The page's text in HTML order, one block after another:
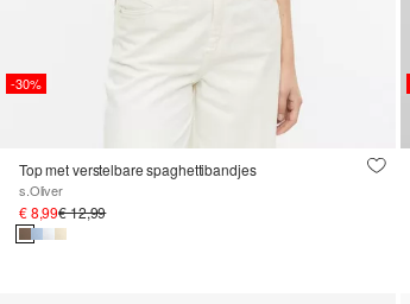
-30%
Top met verstelbare spaghettibandjes
s.Oliver
€ 8,99€ 12,99